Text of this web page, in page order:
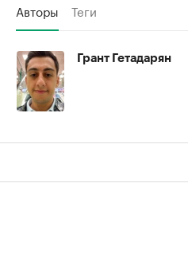
Авторы Теги
Грант Гетадарян